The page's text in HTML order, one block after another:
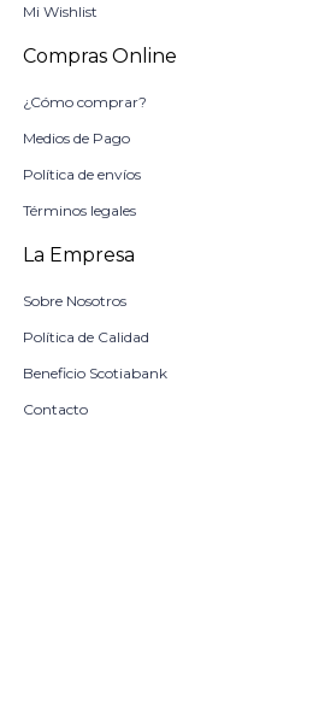
Mi Wishlist
Compras Online
¿Cómo comprar?
Medios de Pago
Política de envíos
Términos legales
La Empresa
Sobre Nosotros
Política de Calidad
Beneficio Scotiabank
Contacto